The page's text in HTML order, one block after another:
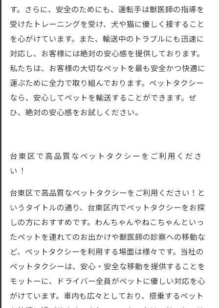
す。さらに、安全のためにも、運転手は獣医師の指導を
受けたトレーニングを受け、犬や猫に優しく接すること
を心がけています。また、輸送中のトラブルにも迅速に
対応し、お客様には絶対の安心感を提供しております。
私たちは、お客様の大切なペットを最も安全かつ快適に
運ぶために全力で取り組んでおります。ペットタクシー
なら、安心してペットを輸送することができます。ぜ
ひ、絶対の安心感をお試しください。
台東区で高品質なペットタクシーをご利用くださ
い！
台東区で高品質なペットタクシーをご利用ください！と
いうタイトルの通り、台東区内でペットタクシーをお探
しの方におすすめです。わんちゃんやねこちゃんといっ
たペットを連れてのお出かけや獣医師の診察への移動な
ど、ペットタクシーを利用する場面は様々です。当社の
ペットタクシーは、安心・安全な移動を提供することを
モットーに、ドライバー全員がペットに優しい対応を心
がけています。車内も広々としており、搭乗するペット